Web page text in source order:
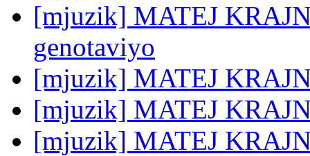
[mjuzik] MATEJ
genotaviyo
[mjuzik] MATEJ
[mjuzik] MATEJ
[mjuzik] MATEJ